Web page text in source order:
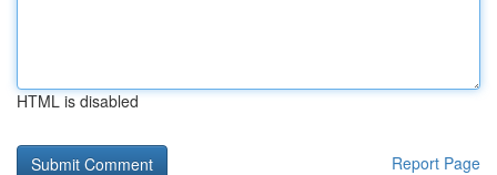
HTML is disabled
Report Page